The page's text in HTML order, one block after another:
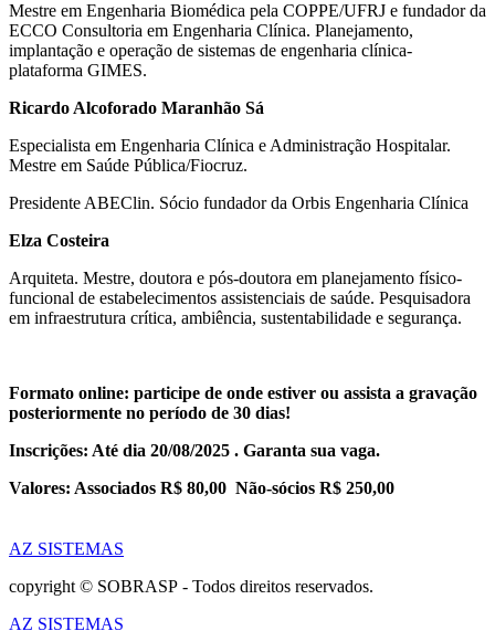
Mestre em Engenharia Biomédica pela COPPE/UFRJ e fundador da
ECCO Consultoria em Engenharia Clínica. Planejamento,
implantação e operação de sistemas de engenharia clínica-
plataforma GIMES.
Ricardo Alcoforado Maranhão Sá
Especialista em Engenharia Clínica e Administração Hospitalar.
Mestre em Saúde Pública/Fiocruz.
Presidente ABEClin. Sócio fundador da Orbis Engenharia Clínica
Elza Costeira
Arquiteta. Mestre, doutora e pós-doutora em planejamento físico-
funcional de estabelecimentos assistenciais de saúde. Pesquisadora
em infraestrutura crítica, ambiência, sustentabilidade e segurança.
Formato online: participe de onde estiver ou assista a gravação
posteriormente no período de 30 dias!
Inscrições: Até dia 20/08/2025 . Garanta sua vaga.
Valores: Associados R$ 80,00 Não-sócios R$ 250,00
AZ SISTEMAS
copyright © SOBRASP - Todos direitos reservados.
AZ SISTEMAS